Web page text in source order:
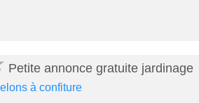
Petite annonce gratuite jardinage
à confiture